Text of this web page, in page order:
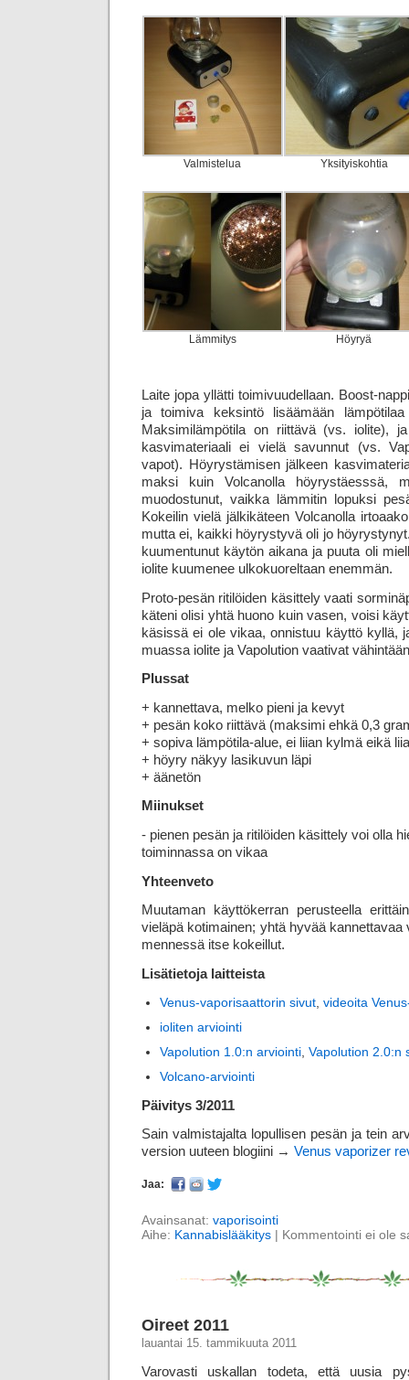
Valmistelua Yksityiskohtia
Lämmitys Höyryä
Laite jopa yllätti toimivuudellaan. Boost-
ja toimiva keksintö lisäämään
Maksimi­lämpö­tila on riittävä (vs. iolite),
kasvimateriaali ei vielä savunnut (vs.
vapot). Höyrystämisen jälkeen
maksi kuin Volcanolla höyrystäesssä,
muodostunut, vaikka lämmitin lopuksi
Kokeilin vielä jälkikäteen Volcanolla
mutta ei, kaikki höyrystyvä oli jo
kuumentunut käytön aikana ja puuta oli
iolite kuumenee ulkokuoreltaan enemmän.
Proto-pesän ritilöiden käsittely vaati
käteni olisi yhtä huono kuin vasen, voisi
käsissä ei ole vikaa, onnistuu käyttö kyllä,
muassa iolite ja Vapolution vaativat
Plussat
+ kannettava, melko pieni ja kevyt
+ pesän koko riittävä (maksimi ehkä 0,3
+ sopiva lämpötila-alue, ei liian kylmä eikä
+ höyry näkyy lasikuvun läpi
+ äänetön
Miinukset
- pienen pesän ja ritilöiden käsittely voi olla
toiminnassa on vikaa
Yhteenveto
Muutaman käyttökerran perusteella
vieläpä kotimainen; yhtä hyvää kannettavaa
mennessä itse kokeillut.
Lisätietoja laitteista
Venus-vaporisaattorin sivut, videoita
ioliten arviointi
Vapolution 1.0:n arviointi, Vapolution 2.0:n
Volcano-arviointi
Päivitys 3/2011
Sain valmistajalta lopullisen pesän ja tein
version uuteen blogiini → Venus vaporizer
Jaa:
Avainsanat: vaporisointi
Aihe: Kannabislääkitys | Kommentointi ei ole
Oireet 2011
lauantai 15. tammikuuta 2011
Varovasti uskallan todeta, että uusia